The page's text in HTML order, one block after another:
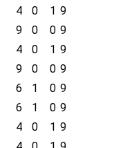
4 0 1 9
9 0 0 9
4 0 1 9
9 0 0 9
6 1 0 9
6 1 0 9
4 0 1 9